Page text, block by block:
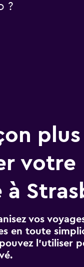
?
votre
à
vos
en toute
l’utiliser